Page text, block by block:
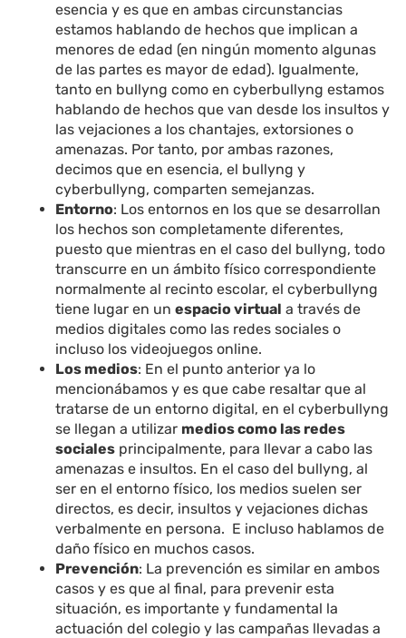
esencia y es que en ambas circunstancias
estamos hablando de hechos que implican a
menores de edad (en ningún momento algunas
de las partes es mayor de edad). Igualmente,
tanto en bullyng como en cyberbullyng estamos
hablando de hechos que van desde los insultos y
las vejaciones a los chantajes, extorsiones o
amenazas. Por tanto, por ambas razones,
decimos que en esencia, el bullyng y
cyberbullyng, comparten semejanzas.
Entorno: Los entornos en los que se desarrollan
los hechos son completamente diferentes,
puesto que mientras en el caso del bullyng, todo
transcurre en un ámbito físico correspondiente
normalmente al recinto escolar, el cyberbullyng
tiene lugar en unespacio virtual a través de
medios digitales como las redes sociales o
incluso los videojuegos online.
Los medios: En el punto anterior ya lo
mencionábamos y es que cabe resaltar que al
tratarse de un entorno digital, en el cyberbullyng
se llegan a utilizar medios como las redes
sociales principalmente, para llevar a cabo las
amenazas e insultos. En el caso del bullyng, al
ser en el entorno físico, los medios suelen ser
directos, es decir, insultos y vejaciones dichas
verbalmente en persona. E incluso hablamos de
daño físico en muchos casos.
Prevención: La prevención es similar en ambos
casos y es que al final, para prevenir esta
situación, es importante y fundamental la
actuación del colegio y las campañas llevadas a